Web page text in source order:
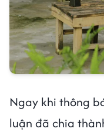
Ngay khi thông
luận đã chia